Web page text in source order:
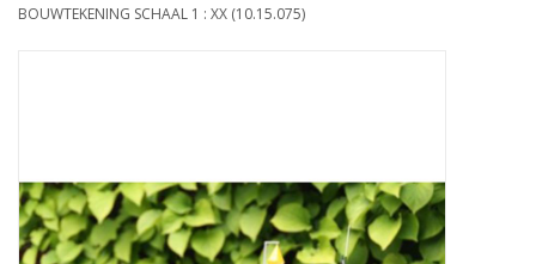
Tijdschriften
Nieuwe tekeningen
BOUWTEKENING SCHAAL 1 : XX (10.15.075)